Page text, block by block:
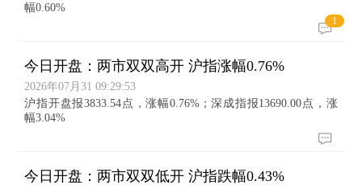
幅0.60%
1
今日开盘：两市双双高开 沪指涨幅0.76%
2026年07月31 09:29:53
沪指开盘报3833.54点，涨幅0.76%；深成指报13690.00点，涨
幅3.04%
今日开盘：两市双双低开 沪指跌幅0.43%